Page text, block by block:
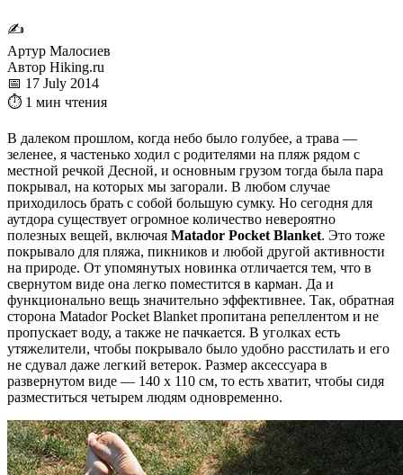
✍
Артур Малосиев
Автор Hiking.ru
📅 17 July 2014
⏱ 1 мин чтения
В далеком прошлом, когда небо было голубее, а трава —
зеленее, я частенько ходил с родителями на пляж рядом с
местной речкой Десной, и основным грузом тогда была пара
покрывал, на которых мы загорали. В любом случае
приходилось брать с собой большую сумку. Но сегодня для
аутдора существует огромное количество невероятно
полезных вещей, включая Matador Pocket Blanket. Это тоже
покрывало для пляжа, пикников и любой другой активности
на природе. От упомянутых новинка отличается тем, что в
свернутом виде она легко поместится в карман. Да и
функционально вещь значительно эффективнее. Так, обратная
сторона Matador Pocket Blanket пропитана репеллентом и не
пропускает воду, а также не пачкается. В уголках есть
утяжелители, чтобы покрывало было удобно расстилать и его
не сдувал даже легкий ветерок. Размер аксессуара в
развернутом виде — 140 х 110 см, то есть хватит, чтобы сидя
разместиться четырем людям одновременно.